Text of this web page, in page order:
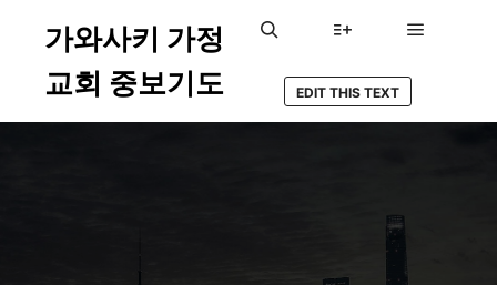
가와사키 가정
교회 중보기도
EDIT THIS TEXT